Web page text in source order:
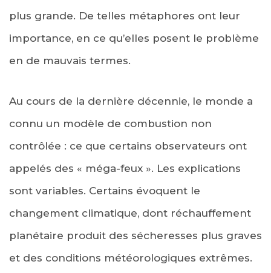
plus grande. De telles métaphores ont leur
importance, en ce qu’elles posent le problème
en de mauvais termes.
Au cours de la dernière décennie, le monde a
connu un modèle de combustion non
contrôlée : ce que certains observateurs ont
appelés des « méga-feux ». Les explications
sont variables. Certains évoquent le
changement climatique, dont réchauffement
planétaire produit des sécheresses plus graves
et des conditions météorologiques extrêmes.